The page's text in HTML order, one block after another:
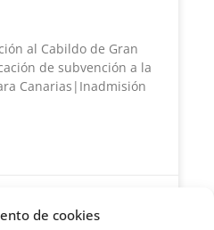
de cookies
al Cabildo de Gran
de subvención a la
Canarias|Inadmisión